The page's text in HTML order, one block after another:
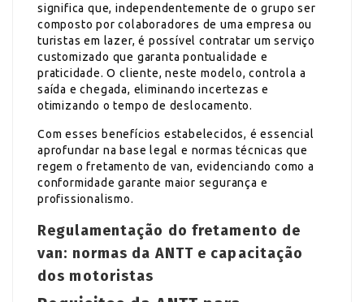
significa que, independentemente de o grupo ser
composto por colaboradores de uma empresa ou
turistas em lazer, é possível contratar um serviço
customizado que garanta pontualidade e
praticidade. O cliente, neste modelo, controla a
saída e chegada, eliminando incertezas e
otimizando o tempo de deslocamento.
Com esses benefícios estabelecidos, é essencial
aprofundar na base legal e normas técnicas que
regem o fretamento de van, evidenciando como a
conformidade garante maior segurança e
profissionalismo.
Regulamentação do fretamento de
van: normas da ANTT e capacitação
dos motoristas